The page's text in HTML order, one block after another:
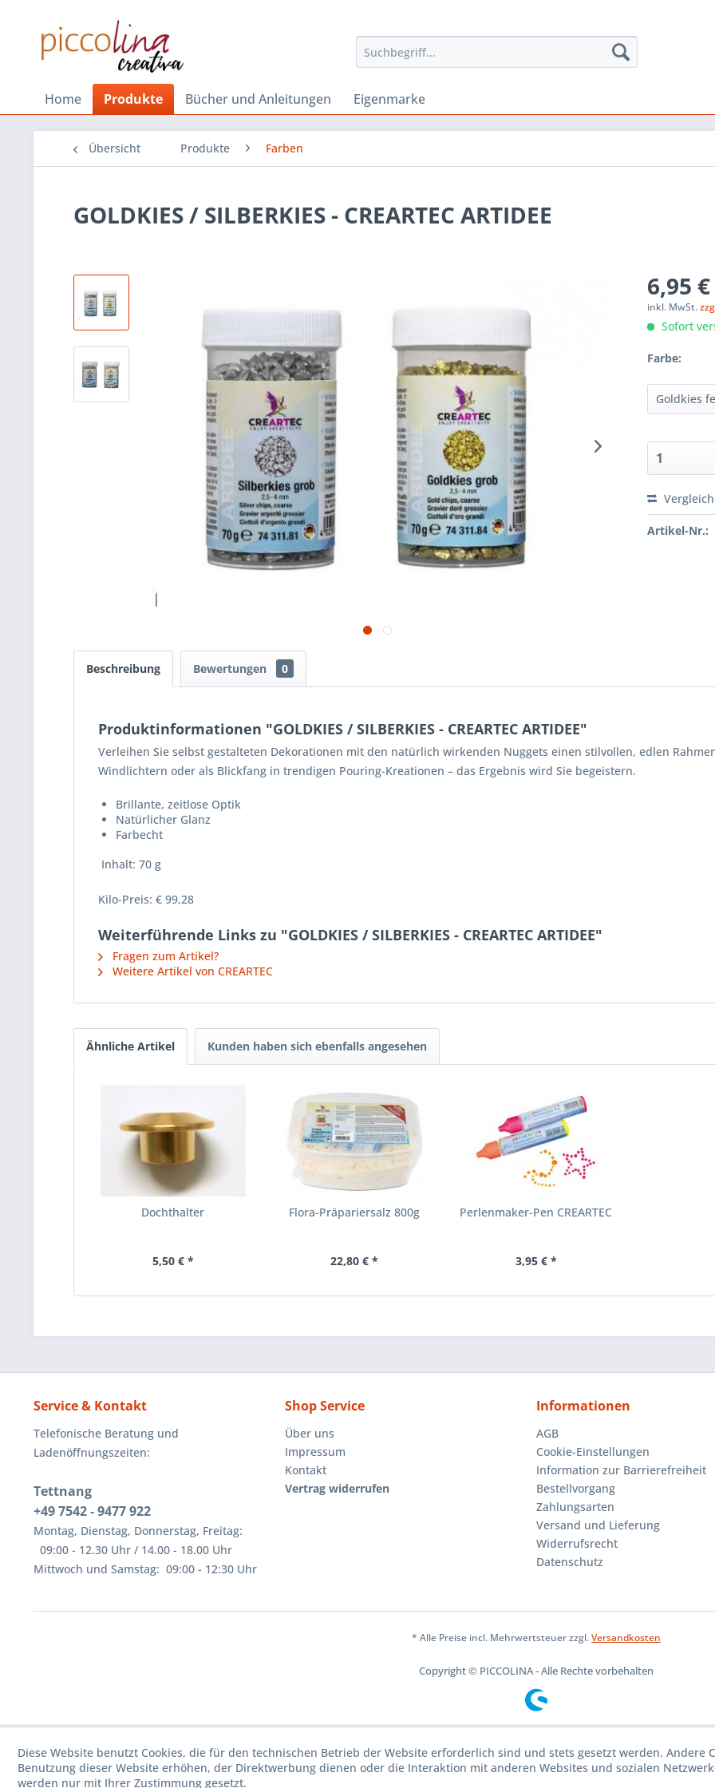
Home Produkte Bücher und Anleitungen Eigenmarke
Übersicht Produkte Farben
GOLDKIES / SILBERKIES - CREARTEC ARTIDEE
6,95
inkl. MwSt.
Sofort
Farbe:
Artikel-Nr.:
Beschreibung Bewertungen 0
Produktinformationen "GOLDKIES / SILBERKIES - CREARTEC ARTIDEE"
Verleihen Sie selbst gestalteten Dekorationen mit den natürlich wirkenden Nuggets einen stilvollen, edlen
Windlichtern oder als Blickfang in trendigen Pouring-Kreationen – das Ergebnis wird Sie begeistern.
Brillante, zeitlose Optik
Natürlicher Glanz
Farbecht
Inhalt: 70 g
Kilo-Preis: € 99,28
Weiterführende Links zu "GOLDKIES / SILBERKIES - CREARTEC ARTIDEE"
Fragen zum Artikel?
Weitere Artikel von CREARTEC
Ähnliche Artikel Kunden haben sich ebenfalls angesehen
Dochthalter
5,50 € *
Flora-Präpariersalz 800g
22,80 € *
Perlenmaker-Pen CREARTEC
3,95 € *
Service & Kontakt
Telefonische Beratung und
Ladenöffnungszeiten:
Tettnang
+49 7542 - 9477 922
Montag, Dienstag, Donnerstag, Freitag:
09:00 - 12.30 Uhr / 14.00 - 18.00 Uhr
Mittwoch und Samstag: 09:00 - 12:30 Uhr
Shop Service
Über uns
Impressum
Kontakt
Vertrag widerrufen
Informationen
AGB
Cookie-Einstellungen
Information zur Barrierefreiheit
Bestellvorgang
Zahlungsarten
Versand und Lieferung
Widerrufsrecht
Datenschutz
* Alle Preise incl. Mehrwertsteuer zzgl.Versandkosten
Copyright © PICCOLINA - Alle Rechte vorbehalten
Diese Website benutzt Cookies, die für den technischen Betrieb der Website erforderlich sind und stets gesetzt werden. Andere
Benutzung dieser Website erhöhen, der Direktwerbung dienen oder die Interaktion mit anderen Websites und sozialen
werden nur mit Ihrer Zustimmung gesetzt.